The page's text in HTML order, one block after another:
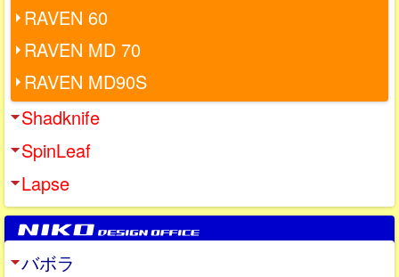
RAVEN 60
RAVEN MD 70
RAVEN MD90S
Shadknife
SpinLeaf
Lapse
バボラ